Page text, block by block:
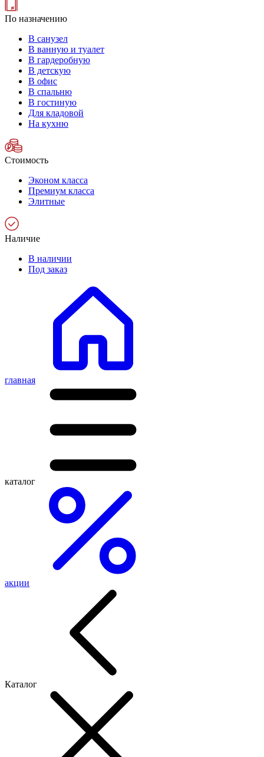
По назначению
В санузел
В ванную и туалет
В гардеробную
В детскую
В офис
В спальню
В гостиную
Для кладовой
На кухню
Стоимость
Эконом класса
Премиум класса
Элитные
Наличие
В наличии
Под заказ
главная
каталог
акции
Каталог